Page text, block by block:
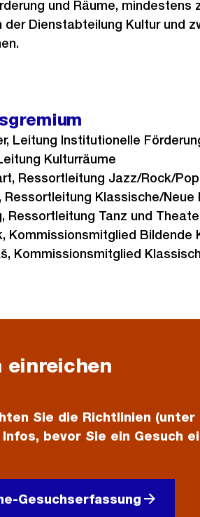
und Räume, mindestens
der Dienstabteilung Kultur und
Leitung Institutionelle
Kulturräume
Ressortleitung Jazz/Rock/
Ressortleitung Klassische/Neue
Ressortleitung Tanz und
Kommissionsmitglied Bildende
Kommissionsmitglied
einreichen
Sie die Richtlinien (unter
bevor Sie ein Gesuch
Gesuchserfassung